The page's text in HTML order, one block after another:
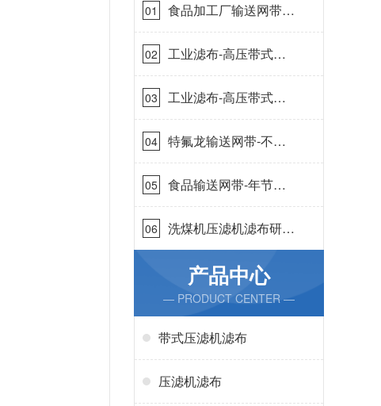
01
食品加工厂输送网带哪
里有-耐温耐磨{丹娜鸶
过滤}
02
工业滤布-高压带式滤
布需要高强耐磨吗{丹
娜鸶过滤}
03
工业滤布-高压带式滤
布一定要高强耐磨{丹
娜鸶过滤}
04
特氟龙输送网带-不惧
高温{丹娜鸶过滤}
05
食品输送网带-年节省
成本75万{丹娜鸶过滤}
06
洗煤机压滤机滤布研发
生产-按需定制{丹娜鸶
过滤}产品中心
— PRODUCT CENTER —
带式压滤机滤布
压滤机滤布